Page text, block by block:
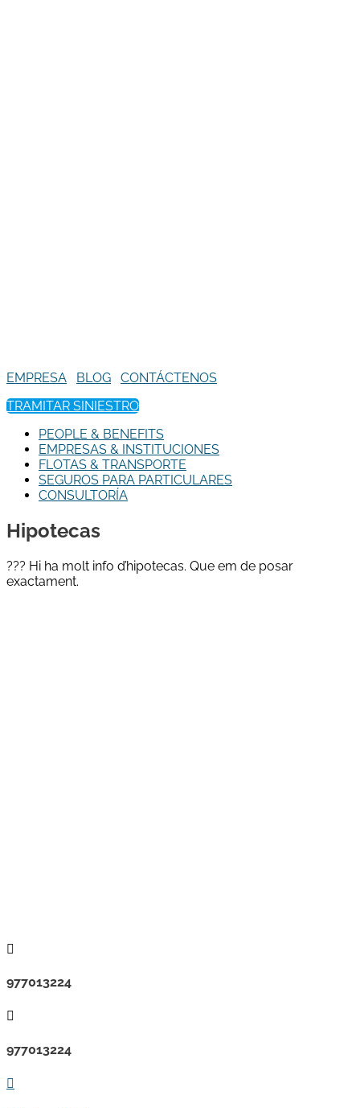
EMPRESA BLOG
CONTÁCTENOS
TRAMITAR SINIESTRO
PEOPLE & BENEFITS
EMPRESAS & INSTITUCIONES
FLOTAS & TRANSPORTE
SEGUROS PARA PARTICULARES
CONSULTORÍA
Hipotecas
??? Hi ha molt info d’hipotecas. Que em de posar
exactament.

977013224

977013224
